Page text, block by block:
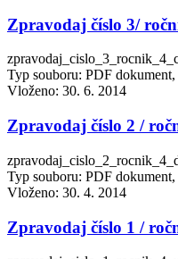
Zpravodaj číslo 3/
Typ souboru: PDF
Vloženo: 30. 6. 2014
Zpravodaj číslo 2 /
Typ souboru: PDF
Vloženo: 30. 4. 2014
Zpravodaj číslo 1 /